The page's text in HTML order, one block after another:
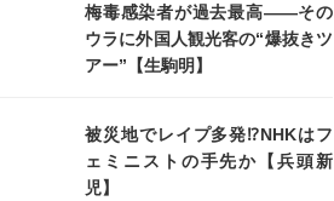
梅毒感染者が過去最高――その
ウラに外国人観光客の“爆抜きツ
アー”【生駒明】
被災地でレイプ多発⁉NHKはフ
ェミニストの手先か【兵頭新
児】